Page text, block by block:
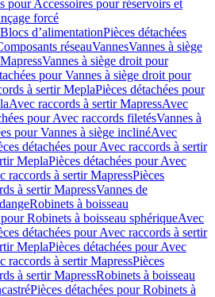
pour Accessoires pour réservoirs et
forcé
Blocs d’alimentationPièces détachées
réseauVannesVannes à siège
Vannes à siège droit pour
pour Vannes à siège droit pour
à sertir MeplaPièces détachées pour
Avec raccords à sertir MapressAvec
pour Avec raccords filetésVannes à
pour Vannes à siège inclinéAvec
détachées pour Avec raccords à sertir
MeplaPièces détachées pour Avec
raccords à sertir MapressPièces
à sertir MapressVannes de
Robinets à boisseau
Robinets à boisseau sphériqueAvec
détachées pour Avec raccords à sertir
MeplaPièces détachées pour Avec
raccords à sertir MapressPièces
à sertir MapressRobinets à boisseau
Pièces détachées pour Robinets à